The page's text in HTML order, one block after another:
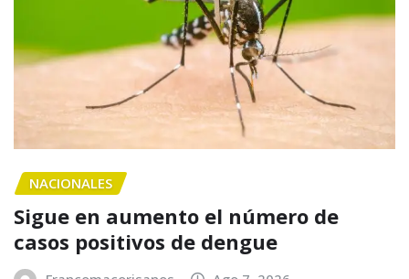
NACIONALES
Sigue en aumento el número de
casos positivos de dengue